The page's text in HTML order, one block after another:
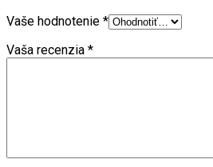
Vaše hodnotenie *
Vaša recenzia *